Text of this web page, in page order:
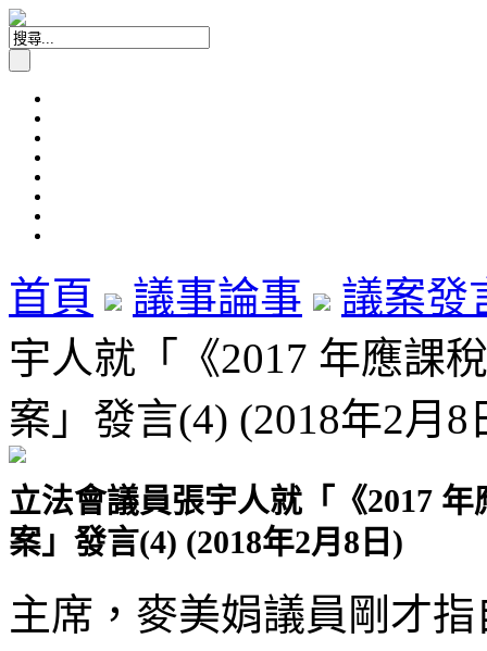
首頁 議事論事
議案發
宇人就「《2017 年應課
案」發言(4) (2018年2月8
立法會議員張宇人就「《2017
案」發言(4) (2018年2月8日)
主席，麥美娟議員剛才